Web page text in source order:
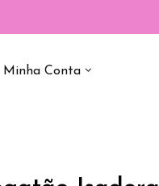
Minha Conta